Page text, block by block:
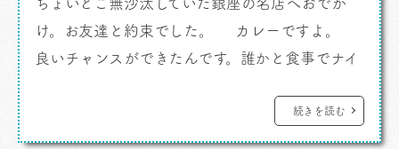
け。お友達と約束でした。 カレーですよ。
良いチャンスができたんです。誰かと食事でナイ
会食となりました。遠方より友来たる、なので
す。 行き先は銀座、土曜日の 「ナイルレストラ
続きを読む